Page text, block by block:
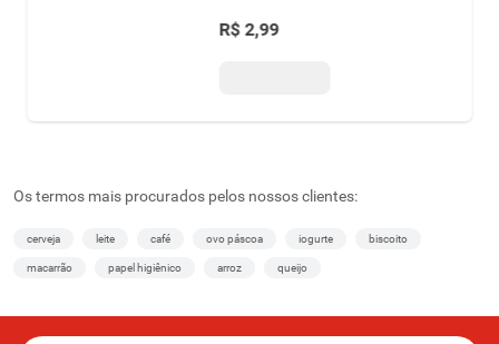
R$ 2,99
Os termos mais procurados pelos nossos clientes:
cerveja leite café ovo páscoa iogurte biscoito
macarrão papel higiênico arroz queijo